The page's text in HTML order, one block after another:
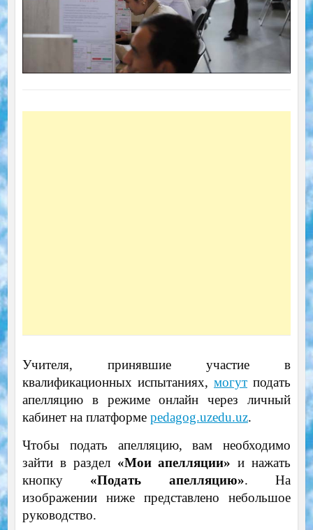
Учителя, принявшие участие в
квалификационных испытаниях,могут подать
апелляцию в режиме онлайн через личный
кабинет на платформе pedagog.uzedu.uz.
Чтобы подать апелляцию, вам необходимо
зайти в раздел «Мои апелляции» и нажать
кнопку «Подать апелляцию». На
изображении ниже представлено небольшое
руководство.